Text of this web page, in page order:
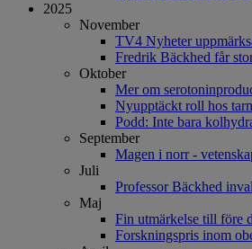
2025
November
TV4 Nyheter
Fredrik Bäckhed får
Oktober
Mer om
Nyupptäckt roll hos
Podd: Inte bara
September
Magen i norr -
Juli
Professor Bäckhed
Maj
Fin utmärkelse till före
Forskningspris inom